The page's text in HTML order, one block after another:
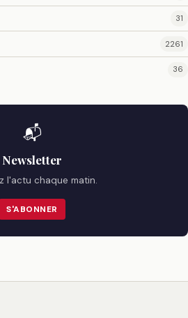
31
2261
36
📬
Newsletter
l'actu chaque matin.
S'ABONNER